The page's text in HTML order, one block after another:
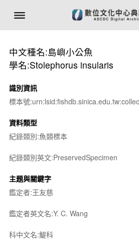
中文種名:島嶼小公魚
學名:Stolephorus insularis
識別資訊
標本號
資料類型
紀錄類別:魚類標本
紀錄類別英文:PreservedSpecimen
主題與關鍵字
鑑定者:王友慈
鑑定者英文名:Y. C. Wang
科中文名:鯷科